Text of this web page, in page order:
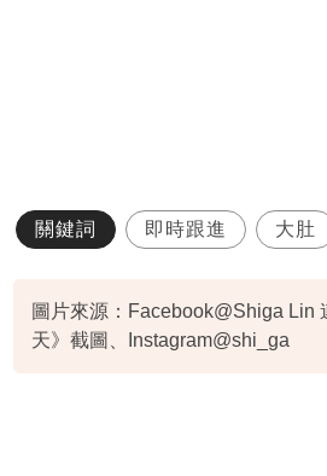
關鍵詞 即時跟進 大肚
圖片來源：Facebook@Shiga Lin
天》截圖、Instagram@shi_ga